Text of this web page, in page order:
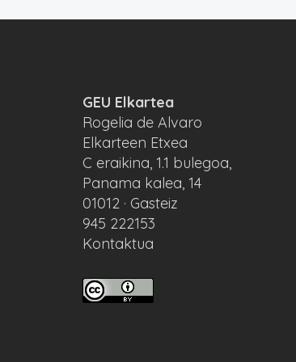
GEU Elkartea
Rogelia de Alvaro
Elkarteen Etxea
C eraikina, 1.1 bulegoa,
Panama kalea, 14
01012 · Gasteiz
945 222153
Kontaktua